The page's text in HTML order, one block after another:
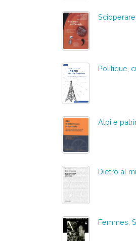
Politique,
Alpi e
Dietro al
Femmes,